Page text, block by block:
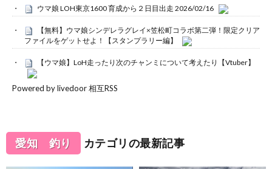
ウマ娘 LOH東京1600 育成から２日目出走 2026/02/16
【無料】ウマ娘シンデレラグレイ×笠松町コラボ第二弾！限定クリア
ファイルをゲットせよ！【スタンプラリー編】
【ウマ娘】LoH走ったり次のチャンミについて考えたり【Vtuber】
Powered by livedoor 相互RSS
愛知 釣り カテゴリの最新記事